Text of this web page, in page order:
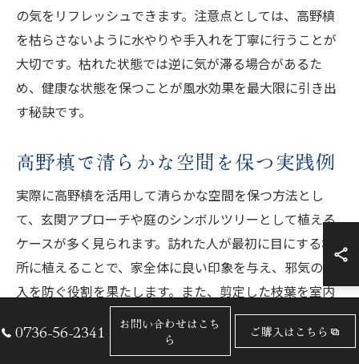
の気をリフレッシュできます。注意点としては、高野槙
を枯らさないように水やりや手入れを丁寧に行うことが
大切です。枯れた状態では逆に気が滞る場合があるた
め、健康な状態を保つことが風水効果を最大限に引き出
す秘訣です。
高野槙で清らかな空間を保つ実践例
実際に高野槙を活用して清らかな空間を保つ方法とし
て、玄関アプローチや庭のシンボルツリーとして植える
ケースが多く見られます。訪れた人が最初に目にする場
所に植えることで、家全体に良い印象を与え、邪気の侵
入を防ぐ役割を果たします。また、剪定した枝葉を室内
に飾ることで、自然の気を家の中にも取り入れることが
できます。
0736-56-2341
お問い合わせはこち
ら
ご購入はこちら